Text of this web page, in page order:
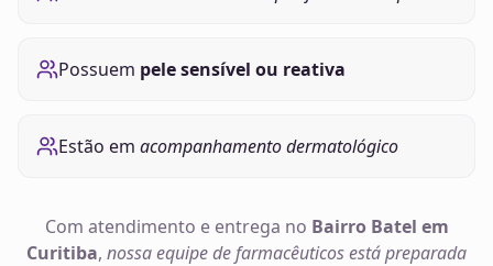
Possuem pele sensível ou reativa
Estão em acompanhamento dermatológico
Com atendimento e entrega no Bairro Batel em
Curitiba, nossa equipe de farmacêuticos está preparada